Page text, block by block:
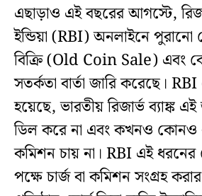
এছাড়াও এই বছরের আগস্টে,
ইন্ডিয়া (RBI) অনলাইনে
বিক্রি (Old Coin Sale) এবং
সতর্কতা বার্তা জারি করেছে।
হয়েছে, ভারতীয় রিজার্ভ ব্যাঙ্ক
ডিল করে না এবং কখনও কোনও
কমিশন চায় না। RBI এই ধরনের
পক্ষে চার্জ বা কমিশন সংগ্রহ